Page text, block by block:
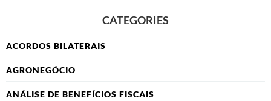
CATEGORIES
ACORDOS BILATERAIS
AGRONEGÓCIO
ANÁLISE DE BENEFÍCIOS FISCAIS